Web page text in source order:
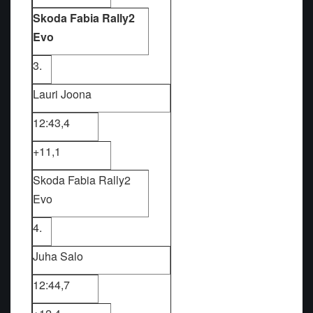
Skoda Fabia Rally2
Evo
3.
Lauri Joona
12:43,4
+11,1
Skoda Fabia Rally2
Evo
4.
Juha Salo
12:44,7